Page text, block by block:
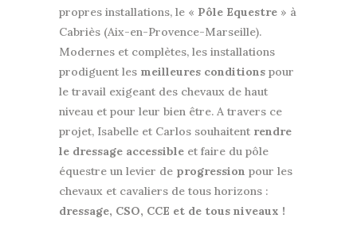
propres installations, le « Pôle Equestre » à
Cabriès (Aix-en-Provence-Marseille).
Modernes et complètes, les installations
prodiguent les meilleures conditions pour
le travail exigeant des chevaux de haut
niveau et pour leur bien être. A travers ce
projet, Isabelle et Carlos souhaitent rendre
le dressage accessible et faire du pôle
équestre un levier de progression pour les
chevaux et cavaliers de tous horizons :
dressage, CSO, CCE et de tous niveaux !